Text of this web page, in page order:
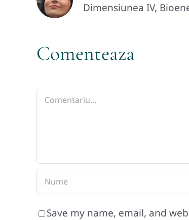
Dimensiunea IV,
Comenteaza
Comment
Save my name, email, and